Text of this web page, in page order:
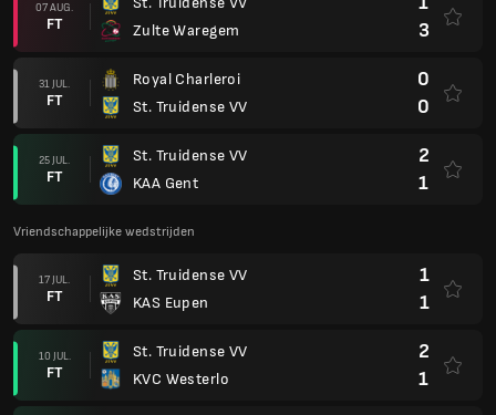
07 AUG.
FT
Zulte Waregem
3
31 JUL.
FT
Royal Charleroi
St. Truidense VV
0
0
25 JUL.
FT
St. Truidense VV
KAA Gent
2
1
Vriendschappelijke wedstrijden
17 JUL.
FT
St. Truidense VV
KAS Eupen
1
1
10 JUL.
FT
St. Truidense VV
KVC Westerlo
2
1